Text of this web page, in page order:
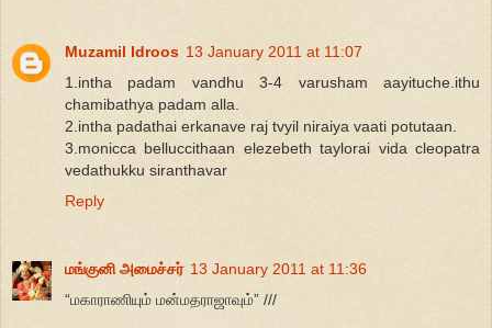
Muzamil Idroos 13 January 2011 at 11:07
1.intha padam vandhu 3-4 varusham aayituche.ithu
chamibathya padam alla.
2.intha padathai erkanave raj tvyil niraiya vaati potutaan.
3.monicca belluccithaan elezebeth taylorai vida cleopatra
vedathukku siranthavar
Reply
மங்குனி அமைச்சர் 13 January 2011 at 11:36
“மகாராணியும் மன்மதராஜாவும்” ///